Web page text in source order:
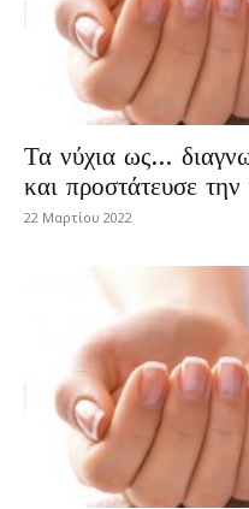
Τα νύχια ως…
και προστάτευσε την
22 Μαρτίου 2022